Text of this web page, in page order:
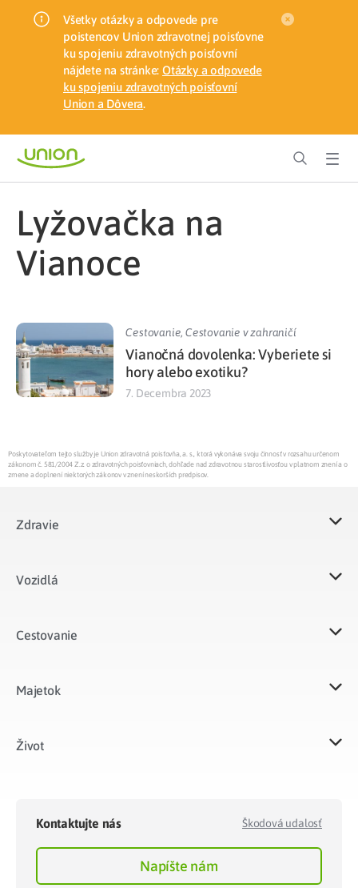
Všetky otázky a odpovede pre
poistencov Union zdravotnej poisťovne
ku spojeniu zdravotných poisťovní
nájdete na stránke: Otázky a odpovede
ku spojeniu zdravotných poisťovní
Union a Dôvera.
lyžovačka na
Vianoce
Cestovanie, Cestovanie v zahraničí
Vianočná dovolenka: Vyberiete si
hory alebo exotiku?
7. Decembra 2023
Poskytovateľom tejto služby je Union zdravotná poisťovňa, a. s., ktorá vykonáva svoju činnosť v rozsahu určenom
zákonom č. 581/2004 Z.z. o zdravotných poisťovniach, dohľade nad zdravotnou starostlivosťou v platnom znení a o
zmene a doplnení niektorých zákonov v znení neskorších predpisov.
Zdravie
Vozidlá​
Cestovanie
Majetok​
Život​
Kontaktujte nás Škodová udalosť
Napíšte nám